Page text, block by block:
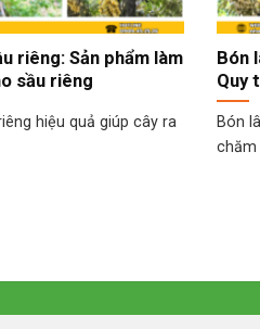
riêng: Sản phẩm làm
sầu riêng
hiệu quả giúp cây ra
Bón
Quy
Bón
chăm